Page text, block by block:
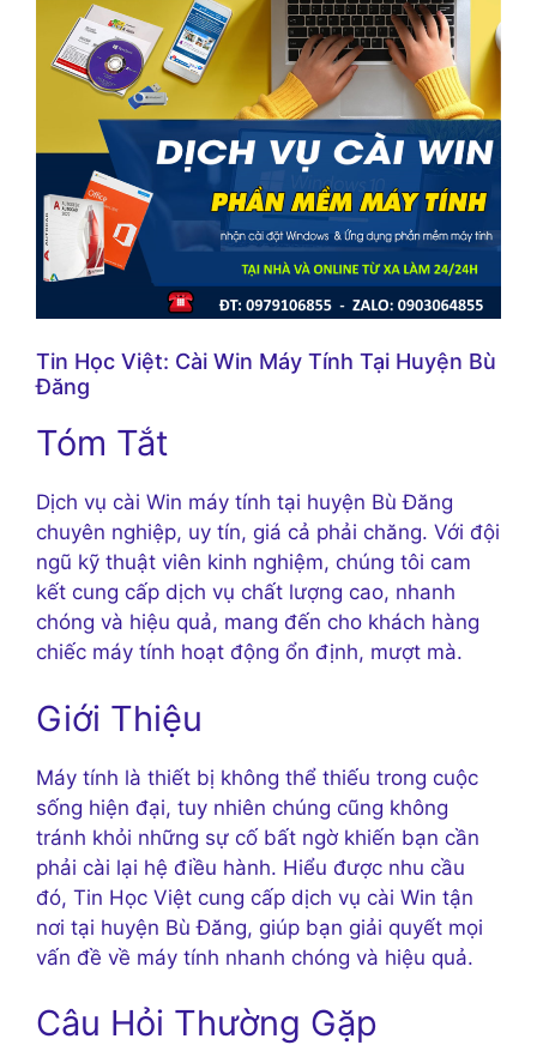
Tin Học Việt: Cài Win Máy Tính Tại Huyện Bù
Đăng
Tóm Tắt
Dịch vụ cài Win máy tính tại huyện Bù Đăng
chuyên nghiệp, uy tín, giá cả phải chăng. Với đội
ngũ kỹ thuật viên kinh nghiệm, chúng tôi cam
kết cung cấp dịch vụ chất lượng cao, nhanh
chóng và hiệu quả, mang đến cho khách hàng
chiếc máy tính hoạt động ổn định, mượt mà.
Giới Thiệu
Máy tính là thiết bị không thể thiếu trong cuộc
sống hiện đại, tuy nhiên chúng cũng không
tránh khỏi những sự cố bất ngờ khiến bạn cần
phải cài lại hệ điều hành. Hiểu được nhu cầu
đó, Tin Học Việt cung cấp dịch vụ cài Win tận
nơi tại huyện Bù Đăng, giúp bạn giải quyết mọi
vấn đề về máy tính nhanh chóng và hiệu quả.
Câu Hỏi Thường Gặp